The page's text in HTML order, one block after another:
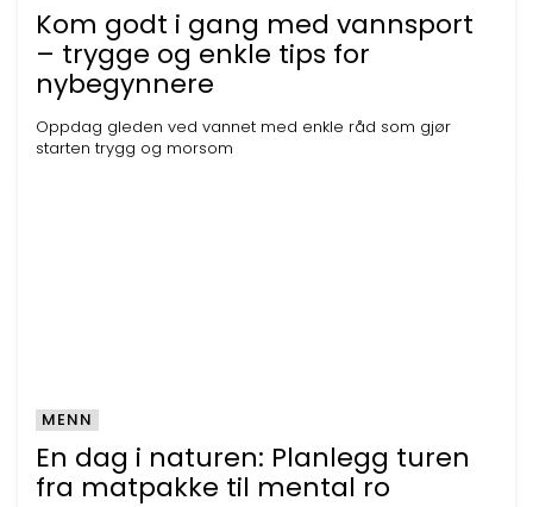
Kom godt i gang med vannsport
– trygge og enkle tips for
nybegynnere
Oppdag gleden ved vannet med enkle råd som gjør
starten trygg og morsom
En dag i naturen: Planlegg turen
fra matpakke til mental ro
MENN